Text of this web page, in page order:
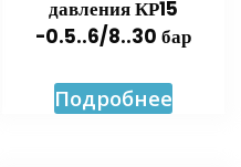
давления КР15
-0.5..6/8..30 бар
Подробнее